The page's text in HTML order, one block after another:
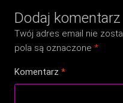
Dodaj komentarz
Twój adres email nie
pola są oznaczone*
Komentarz*